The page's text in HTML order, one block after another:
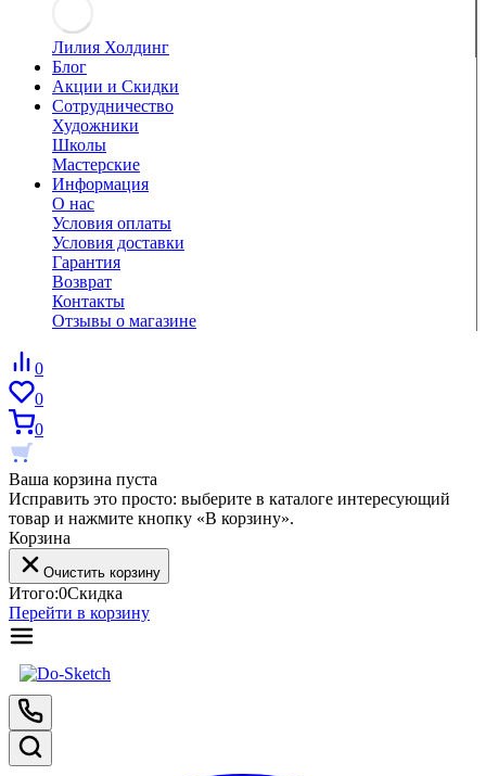
Лилия Холдинг
Блог
Акции и Скидки
Сотрудничество
Художники
Школы
Мастерские
Информация
О нас
Условия оплаты
Условия доставки
Гарантия
Возврат
Контакты
Отзывы о магазине
0
0
0
Ваша корзина пуста
Исправить это просто: выберите в каталоге интересующий
товар и нажмите кнопку «В корзину».
Корзина
Очистить корзину
Итого:0Скидка
Перейти в корзину